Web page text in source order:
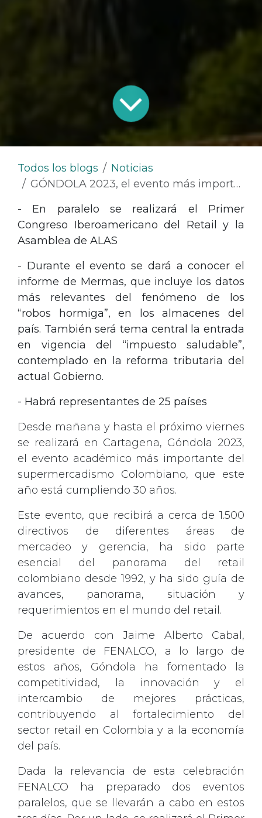
Todos los blogs
Noticias
GÓNDOLA 2023, el evento más importante del retail latinoamericano cumple 30 años y se celebra en Cartagena
- En paralelo se realizará el Primer
Congreso Iberoamericano del Retail y la
Asamblea de ALAS
- Durante el evento se dará a conocer el
informe de Mermas, que incluye los datos
más relevantes del fenómeno de los
“robos hormiga”, en los almacenes del
país. También será tema central la entrada
en vigencia del “impuesto saludable”,
contemplado en la reforma tributaria del
actual Gobierno.
- Habrá representantes de 25 países
Desde mañana y hasta el próximo viernes
se realizará en Cartagena, Góndola 2023,
el evento académico más importante del
supermercadismo Colombiano, que este
año está cumpliendo 30 años.
Este evento, que recibirá a cerca de 1.500
directivos de diferentes áreas de
mercadeo y gerencia, ha sido parte
esencial del panorama del retail
colombiano desde 1992, y ha sido guía de
avances, panorama, situación y
requerimientos en el mundo del retail.
De acuerdo con Jaime Alberto Cabal,
presidente de FENALCO, a lo largo de
estos años, Góndola ha fomentado la
competitividad, la innovación y el
intercambio de mejores prácticas,
contribuyendo al fortalecimiento del
sector retail en Colombia y a la economía
del país.
Dada la relevancia de esta celebración
FENALCO ha preparado dos eventos
paralelos, que se llevarán a cabo en estos